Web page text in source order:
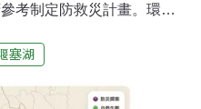
考制定防救災計畫。環境
事前預防與源頭管理。記
馬太鞍溪堰塞湖潰堤災
塞湖